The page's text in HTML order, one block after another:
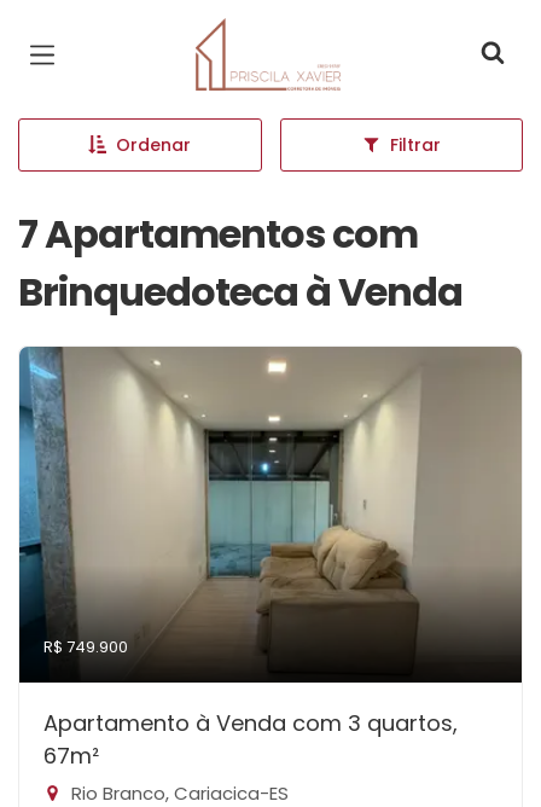
Página inicial
Ordenar Filtrar
7 Apartamentos com
Brinquedoteca à Venda
R$ 749.900
Apartamento à Venda com 3 quartos,
67m²
Rio Branco, Cariacica-ES